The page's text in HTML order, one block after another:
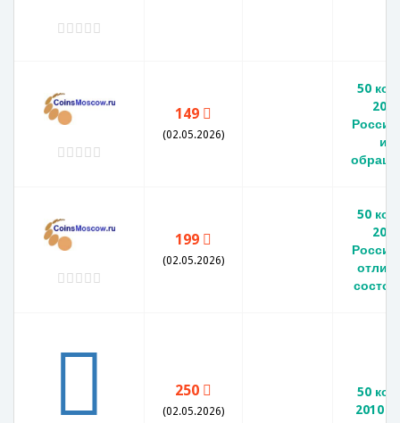
149
(02.05.2026)
50
2010
из
199
(02.05.2026)
50
2010
250
(02.05.2026)
50
2010 М